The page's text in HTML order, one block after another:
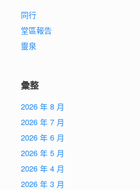
同行
堂區報告
靈泉
彙整
2026 年 8 月
2026 年 7 月
2026 年 6 月
2026 年 5 月
2026 年 4 月
2026 年 3 月